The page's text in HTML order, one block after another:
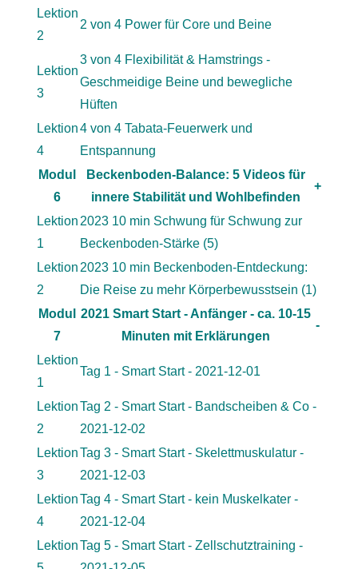
Lektion
2
2 von 4 Power für Core und Beine
Lektion
3
3 von 4 Flexibilität & Hamstrings -
Geschmeidige Beine und bewegliche
Hüften
Lektion
4
4 von 4 Tabata-Feuerwerk und
Entspannung
Modul
6
Beckenboden-Balance: 5 Videos für
innere Stabilität und Wohlbefinden
+
Lektion
1
2023 10 min Schwung für Schwung zur
Beckenboden-Stärke (5)
Lektion
2
2023 10 min Beckenboden-Entdeckung:
Die Reise zu mehr Körperbewusstsein (1)
Modul
7
2021 Smart Start - Anfänger - ca. 10-15
Minuten mit Erklärungen
-
Lektion
1
Tag 1 - Smart Start - 2021-12-01
Lektion
2
Tag 2 - Smart Start - Bandscheiben & Co -
2021-12-02
Lektion
3
Tag 3 - Smart Start - Skelettmuskulatur -
2021-12-03
Lektion
4
Tag 4 - Smart Start - kein Muskelkater -
2021-12-04
LektionTag 5 - Smart Start - Zellschutztraining -